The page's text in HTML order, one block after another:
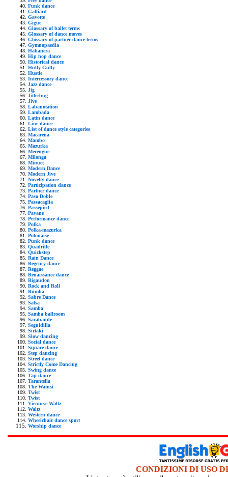
Funk dance
Galliard
Gavotte
Gigue
Glossary of ballet terms
Glossary of dance moves
Glossary of partner dance terms
Gymnopaedia
Habanera
Hip hop dance
Historical dance
Hully Gully
Hustle
Intercessory dance
Jazz dance
Jig
Jitterbug
Jive
Labanotation
Lambada
Latin dance
Line dance
List of dance style categories
Macarena
Mambo
Mazurka
Merengue
Milonga
Minuet
Modern Dance
Modern Jive
Novelty dance
Participation dance
Partner dance
Paso Doble
Passacaglia
Passepied
Pavane
Performance dance
Polka
Polka-mazurka
Polonaise
Punk dance
Quadrille
Quickstep
Rain Dance
Regency dance
Reggae
Renaissance dance
Rigaudon
Rock and Roll
Rumba
Sabre Dance
Salsa
Samba
Samba ballroom
Sarabande
Seguidilla
Sirtaki
Slow dancing
Social dance
Square dance
Step dancing
Street dance
Strictly Come Dancing
Swing dance
Tap dance
Tarantella
The Watusi
Twist
Twist
Viennese Waltz
Waltz
Western dance
Wheelchair dance sport
Worship dance
CONDIZIONI DI USO